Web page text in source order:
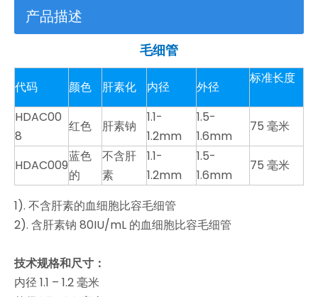
产品描述
毛细管
代码 颜色 肝素化 内径 外径
标准长度
HDAC00
8
红色 肝素钠
1.1-
1.2mm
1.5-
1.6mm
75 毫米
HDAC009
蓝色
的
不含肝
素
1.1-
1.2mm
1.5-
1.6mm
75 毫米
1). 不含肝素的血细胞比容毛细管
2). 含肝素钠 80IU/mL 的血细胞比容毛细管
技术规格和尺寸：
内径 1.1 – 1.2 毫米